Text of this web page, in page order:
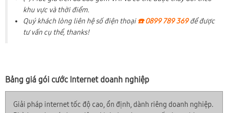
khu vực và thời điểm.
Quý khách lòng liên hệ số điện thoại☎️ 0899 789 369để được
tư vấn cụ thể, thanks!
Bảng giá gói cước Internet doanh nghiệp
Giải pháp internet tốc độ cao, ổn định, dành riêng doanh nghiệp.